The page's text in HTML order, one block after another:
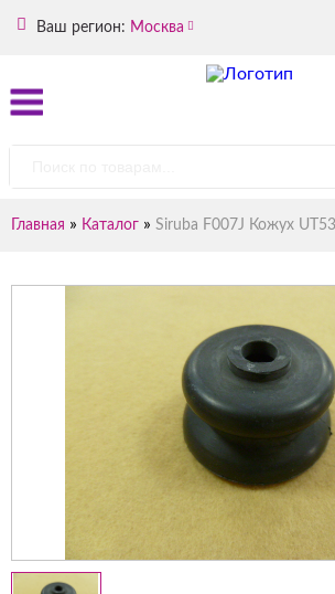
Ваш регион: Москва
Главная » Каталог » Siruba F007J Кожух